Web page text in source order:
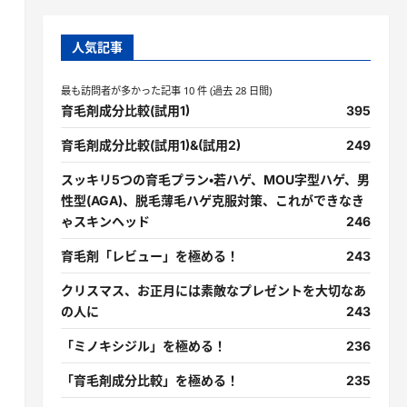
人気記事
最も訪問者が多かった記事 10 件 (過去 28 日間)
育毛剤成分比較(試用1) 395
育毛剤成分比較(試用1)&(試用2) 249
スッキリ5つの育毛プラン・若ハゲ、MOU字型ハゲ、男
性型(AGA)、脱毛薄毛ハゲ克服対策、これができなき
ゃスキンヘッド
246
育毛剤「レビュー」を極める！ 243
クリスマス、お正月には素敵なプレゼントを大切なあ
の人に
243
「ミノキシジル」を極める！ 236
「育毛剤成分比較」を極める！ 235